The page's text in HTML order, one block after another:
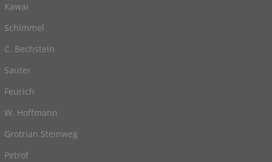
Kawai
Schimmel
C. Bechstein
Sauter
Feurich
W. Hoffmann
Grotrian Steinweg
Petrof